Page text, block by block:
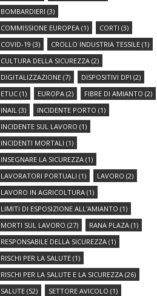
BOMBARDIERI (3)
COMMISSIONE EUROPEA (1) CORTI (3)
COVID-19 (3) CROLLO INDUSTRIA TESSILE (1)
CULTURA DELLA SICUREZZA (2)
DIGITALIZZAZIONE (7) DISPOSITIVI DPI (2)
ETUC (1) EUROPA (2) FIBRE DI AMIANTO (2)
INAIL (3) INCIDENTE PORTO (1)
INCIDENTE SUL LAVORO (1)
INCIDENTI MORTALI (1)
INSEGNARE LA SICUREZZA (1)
LAVORATORI PORTUALI (1) LAVORO (2)
LAVORO IN AGRICOLTURA (1)
LIMITI DI ESPOSIZIONE ALL'AMIANTO (1)
MORTI SUL LAVORO (27) RANA PLAZA (1)
RESPONSABILE DELLA SICUREZZA (1)
RISCHI PER LA SALUTE (1)
RISCHI PER LA SALUTE E LA SICUREZZA (26)
SALUTE (52) SETTORE AVICOLO (1)